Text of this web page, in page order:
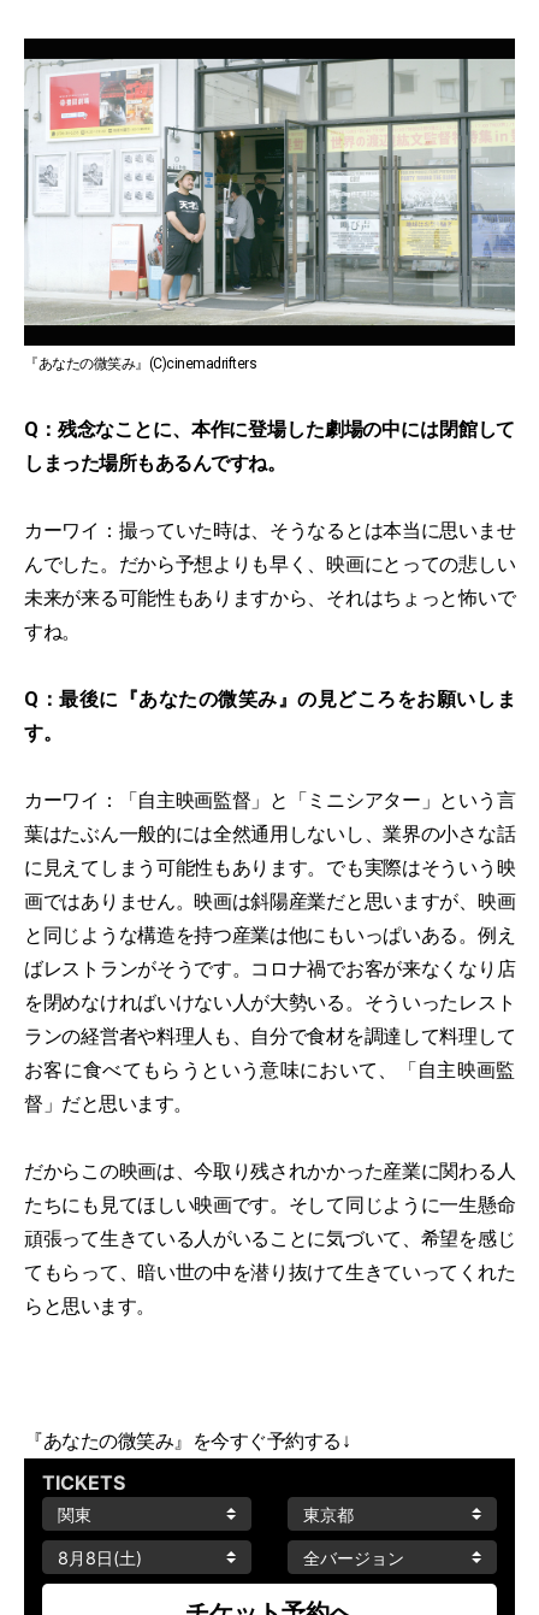
『あなたの微笑み』(C)cinemadrifters
Q：残念なことに、本作に登場した劇場の中には閉館して
しまった場所もあるんですね。
カーワイ：撮っていた時は、そうなるとは本当に思いませ
んでした。だから予想よりも早く、映画にとっての悲しい
未来が来る可能性もありますから、それはちょっと怖いで
すね。
Q：最後に『あなたの微笑み』の見どころをお願いしま
す。
カーワイ：「自主映画監督」と「ミニシアター」という言
葉はたぶん一般的には全然通用しないし、業界の小さな話
に見えてしまう可能性もあります。でも実際はそういう映
画ではありません。映画は斜陽産業だと思いますが、映画
と同じような構造を持つ産業は他にもいっぱいある。例え
ばレストランがそうです。コロナ禍でお客が来なくなり店
を閉めなければいけない人が大勢いる。そういったレスト
ランの経営者や料理人も、自分で食材を調達して料理して
お客に食べてもらうという意味において、「自主映画監
督」だと思います。
だからこの映画は、今取り残されかかった産業に関わる人
たちにも見てほしい映画です。そして同じように一生懸命
頑張って生きている人がいることに気づいて、希望を感じ
てもらって、暗い世の中を潜り抜けて生きていってくれた
らと思います。
『あなたの微笑み』を今すぐ予約する↓